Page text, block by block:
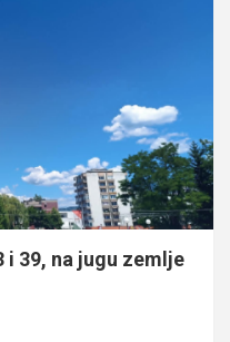
i 39, na jugu zemlje